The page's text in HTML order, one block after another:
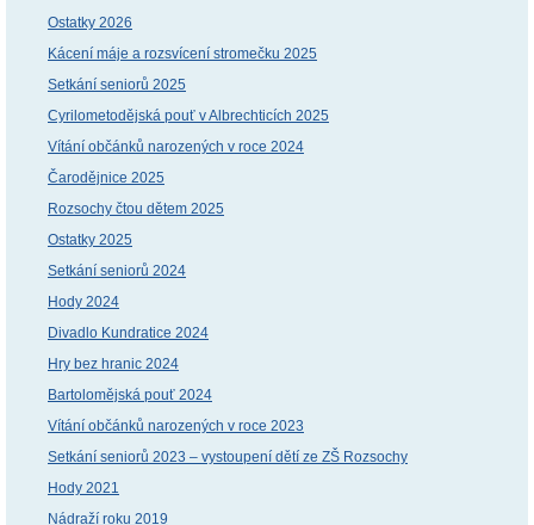
Ostatky 2026
Kácení máje a rozsvícení stromečku 2025
Setkání seniorů 2025
Cyrilometodějská pouť v Albrechticích 2025
Vítání občánků narozených v roce 2024
Čarodějnice 2025
Rozsochy čtou dětem 2025
Ostatky 2025
Setkání seniorů 2024
Hody 2024
Divadlo Kundratice 2024
Hry bez hranic 2024
Bartolomějská pouť 2024
Vítání občánků narozených v roce 2023
Setkání seniorů 2023 – vystoupení dětí ze ZŠ Rozsochy
Hody 2021
Nádraží roku 2019